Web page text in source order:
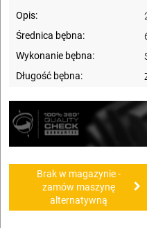
Opis:
Średnica bębna:
Wykonanie bębna:
Długość bębna:
Brak w magazynie -
zamów maszynę
alternatywną